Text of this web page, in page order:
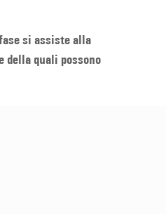
si assiste alla
della quali possono